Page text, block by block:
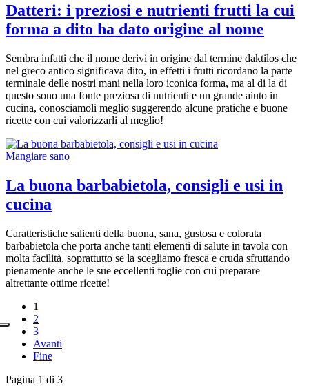
Datteri: i preziosi e nutrienti frutti la cui
forma a dito ha dato origine al nome
Sembra infatti che il nome derivi in origine dal termine daktilos che
nel greco antico significava dito, in effetti i frutti ricordano la parte
terminale delle nostri mani nella loro iconica forma, ma al di la di
questo sono una fonte preziosa di nutrienti e un grande aiuto in
cucina, conosciamoli meglio suggerendo alcune pratiche e buone
ricette con cui valorizzarli al meglio!
Mangiare sano
La buona barbabietola, consigli e usi in
cucina
Caratteristiche salienti della buona, sana, gustosa e colorata
barbabietola che porta anche tanti elementi di salute in tavola con
molta facilità, soprattutto se la scegliamo fresca e cruda sfruttando
pienamente anche le sue eccellenti foglie con cui preparare
altrettante ottime ricette!
1
2
3
Avanti
Fine
Pagina 1 di 3